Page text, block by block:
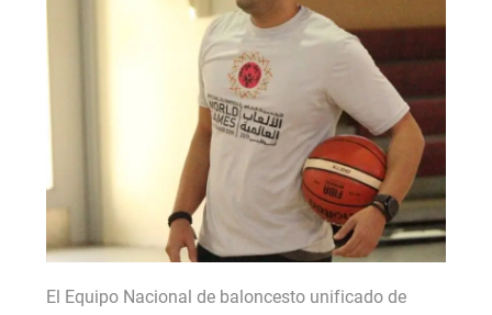
El Equipo Nacional de baloncesto unificado de